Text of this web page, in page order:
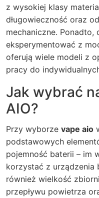
z wysokiej klasy
długowieczność oraz
mechaniczne. Ponadto,
eksperymentować z
oferują wiele modeli z
pracy do
Jak wybrać
AIO?
Przy wyborze vape aio
podstawowych
pojemność baterii – im
korzystać z urządzenia
również wielkość
przepływu powietrza